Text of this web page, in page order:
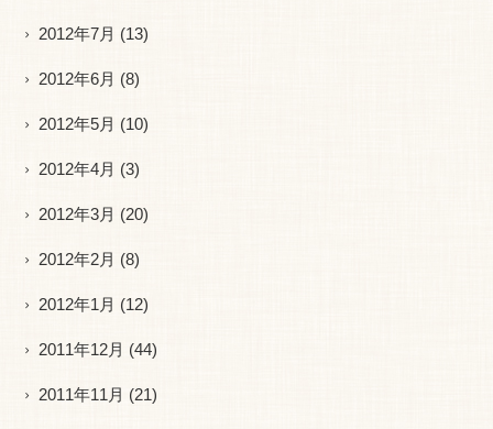
2012年7月 (13)
2012年6月 (8)
2012年5月 (10)
2012年4月 (3)
2012年3月 (20)
2012年2月 (8)
2012年1月 (12)
2011年12月 (44)
2011年11月 (21)